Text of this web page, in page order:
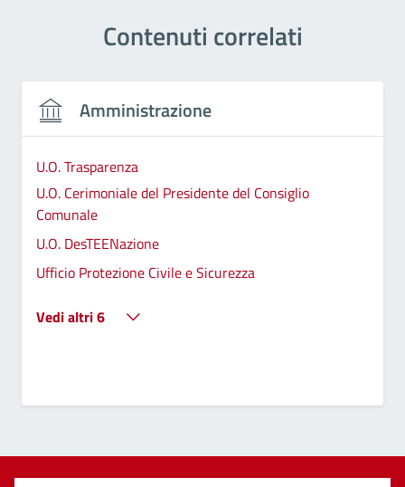
Contenuti correlati
Amministrazione
U.O. Trasparenza
U.O. Cerimoniale del Presidente del Consiglio
Comunale
U.O. DesTEENazione
Ufficio Protezione Civile e Sicurezza
Vedi altri 6